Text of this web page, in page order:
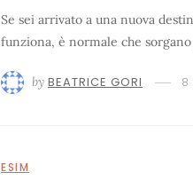
Se sei arrivato a una nuova
funziona, è normale che
by BEATRICE GORI 8
ESIM